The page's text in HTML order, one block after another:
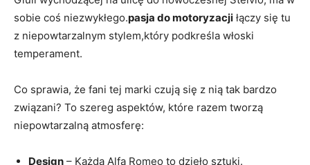
sobie coś niezwykłego.pasja do motoryzacji łączy się tu
z ⁤niepowtarzalnym stylem,który podkreśla włoski
temperament.
Co⁢ sprawia, że fani tej ‍marki czują się⁤ z nią tak bardzo
związani? To​ szereg aspektów, które razem ​tworzą
⁣niepowtarzalną⁢ atmosferę:
Design – Każda ‌Alfa Romeo to dzieło sztuki.